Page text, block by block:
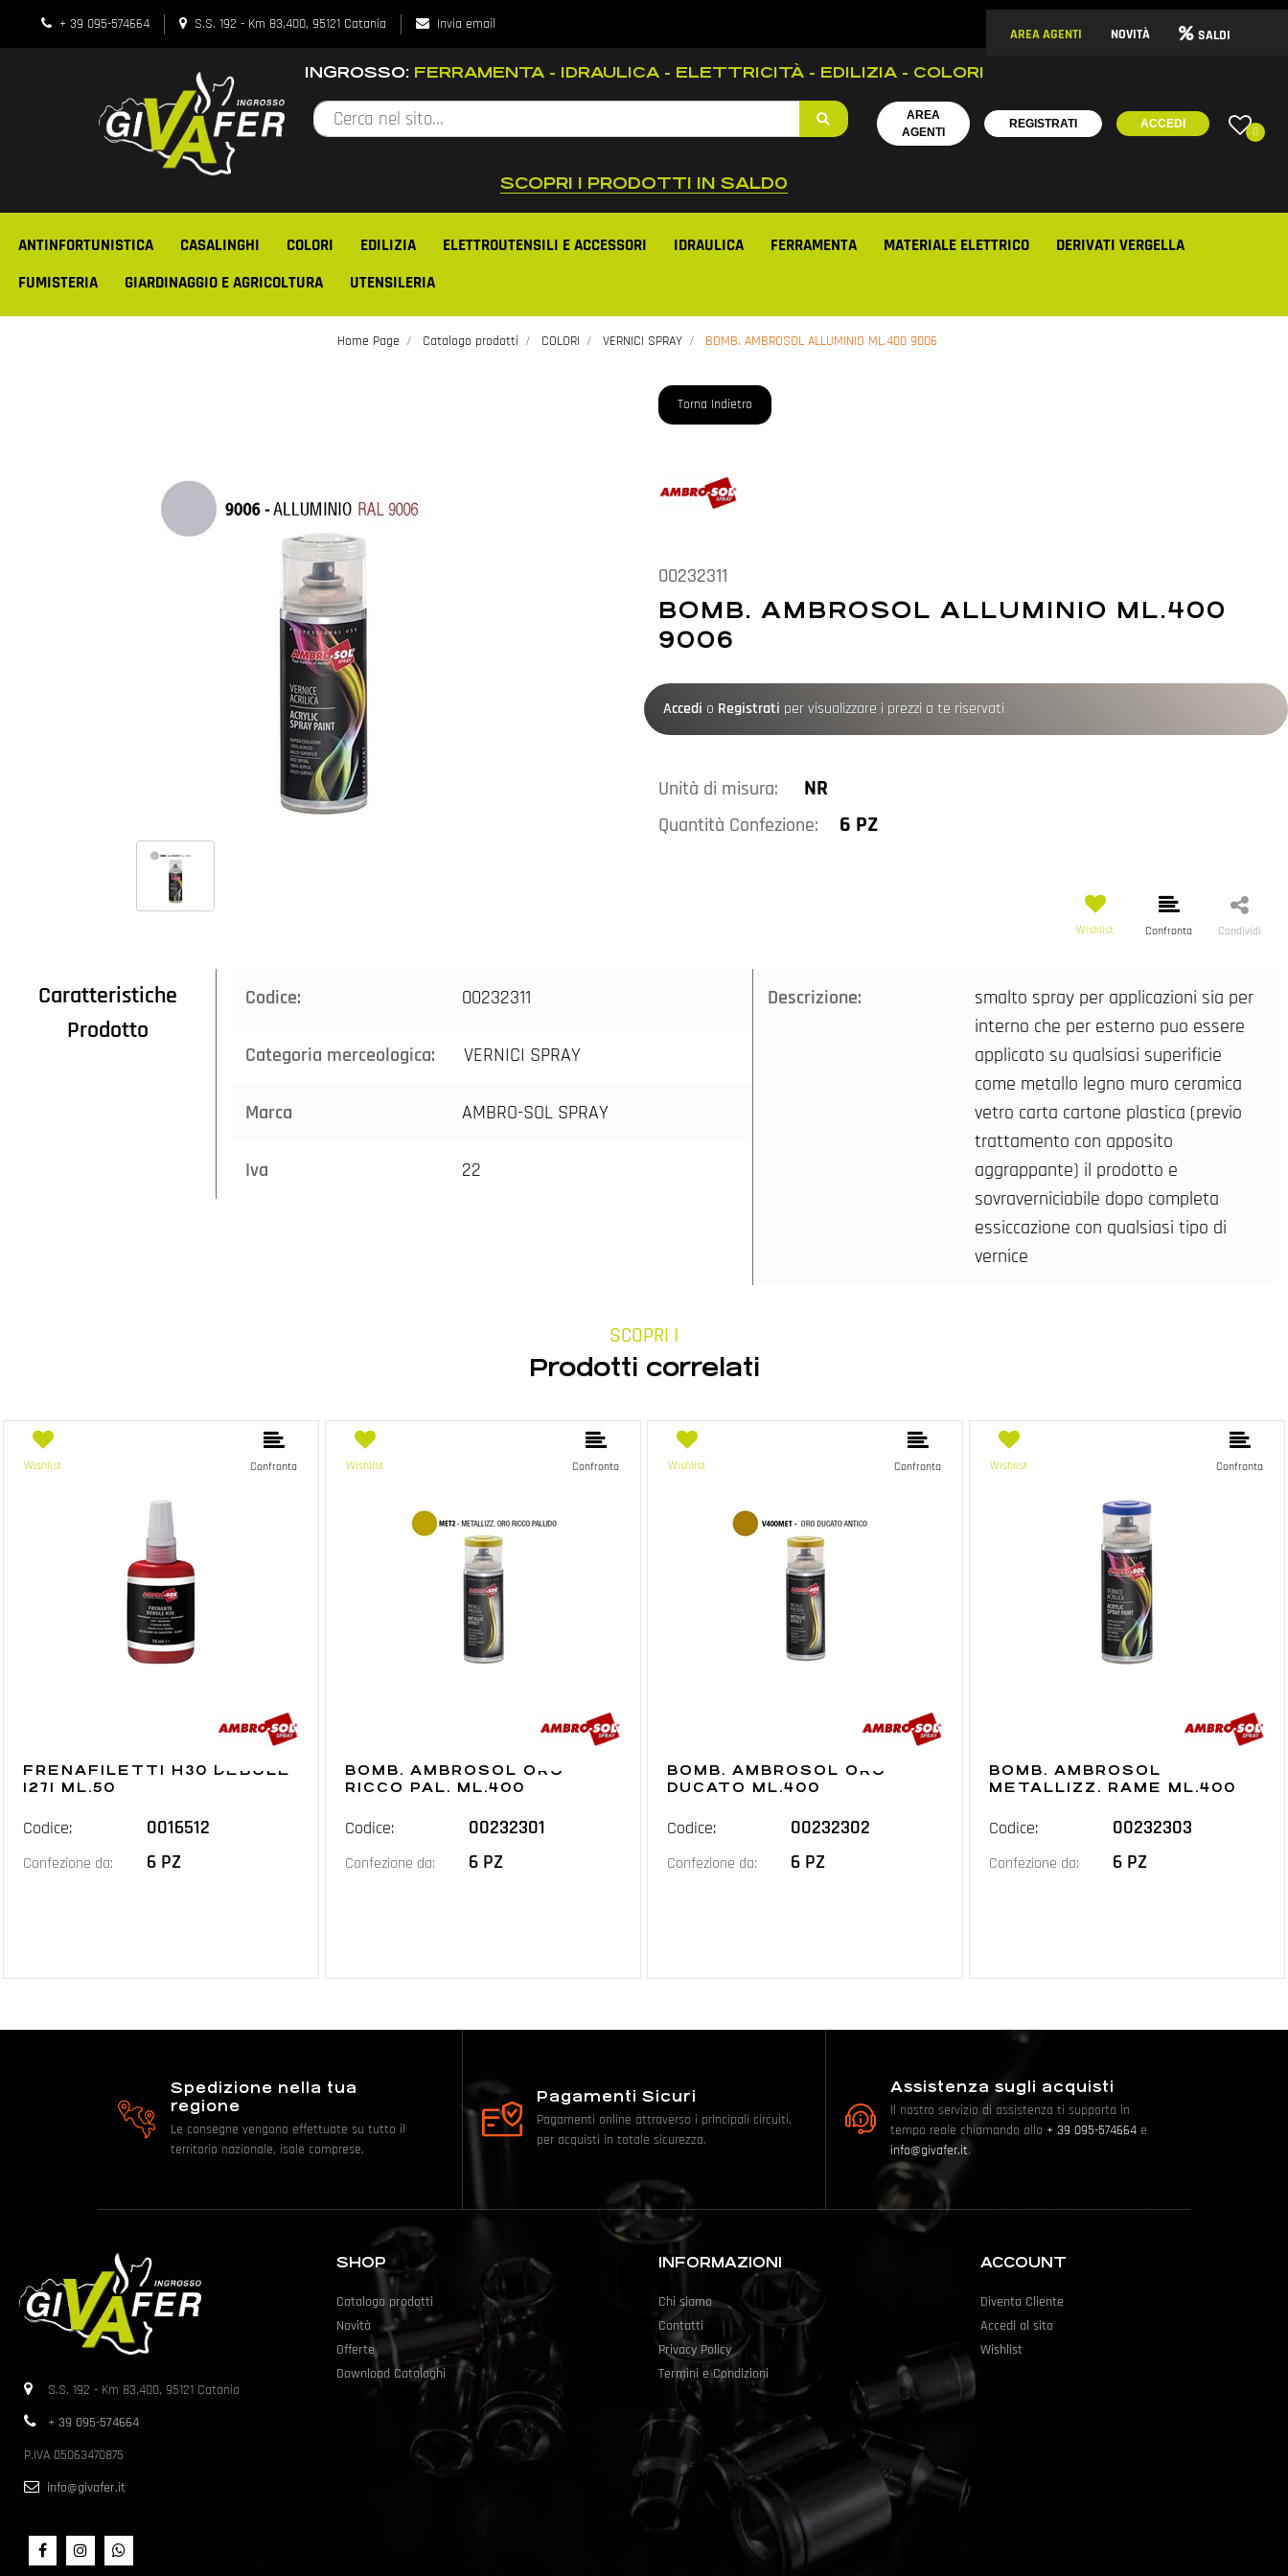
+ 39 095-574664 S.S. 192 - Km 83,400, 95121 Catania Invia email
AREA AGENTI NOVITÀ SALDI
INGROSSO:FERRAMENTA - IDRAULICA - ELETTRICITÀ - EDILIZIA - COLORI
AREA
AGENTI
REGISTRATI ACCEDI
0
SCOPRI I PRODOTTI IN SALD0
ANTINFORTUNISTICA CASALINGHI COLORI EDILIZIA ELETTROUTENSILI E ACCESSORI IDRAULICA FERRAMENTA MATERIALE ELETTRICO
DERIVATI VERGELLA
FUMISTERIA
GIARDINAGGIO E AGRICOLTURA UTENSILERIA
Home Page Catalogo prodotti COLORI VERNICI SPRAY BOMB. AMBROSOL ALLUMINIO ML.400 9006
Torna Indietro
00232311
BOMB. AMBROSOL ALLUMINIO ML.400
9006
Accedi o Registrati per visualizzare i prezzi a te riservati
Unità di misura: NR
Quantità Confezione: 6 PZ
Wishlist Confronta Condividi
Caratteristiche
Prodotto
Codice: 00232311
Categoria merceologica: VERNICI SPRAY
Marca AMBRO-SOL SPRAY
Iva 22
Descrizione:
smalto spray per applicazioni sia per
interno che per esterno puo essere
applicato su qualsiasi superificie
come metallo legno muro ceramica
vetro carta cartone plastica (previo
trattamento con apposito
aggrappante) il prodotto e
sovraverniciabile dopo completa
essiccazione con qualsiasi tipo di
vernice
SCOPRI I
Prodotti correlati
Wishlist Confronta
FRENAFILETTI H30 DEBOLE
I271 ML.50
Codice: 0016512
Confezione da: 6 PZ
Wishlist Confronta
BOMB. AMBROSOL ORO
RICCO PAL. ML.400
Codice: 00232301
Confezione da: 6 PZ
Wishlist Confronta
BOMB. AMBROSOL ORO
DUCATO ML.400
Codice: 00232302
Confezione da: 6 PZ
Wishlist Confronta
BOMB. AMBROSOL
METALLIZZ. RAME ML.400
Codice: 00232303
Confezione da: 6 PZ
Spedizione nella tua
regione
Le consegne vengono effettuate su tutto il
territorio nazionale, isole comprese.
Pagamenti Sicuri
Pagamenti online attraverso i principali circuiti,
per acquisti in totale sicurezza.
Assistenza sugli acquisti
Il nostro servizio di assistenza ti supporta in
tempo reale chiamando allo + 39 095-574664e
info@givafer.it.
S.S. 192 - Km 83,400, 95121 Catania
+ 39 095-574664
P.IVA 05063470875
info@givafer.it
SHOP
Catalogo prodotti
Novità
Offerte
Download Cataloghi
INFORMAZIONI
Chi siamo
Contatti
Privacy Policy
Termini e Condizioni
ACCOUNT
Diventa Cliente
Accedi al sito
Wishlist